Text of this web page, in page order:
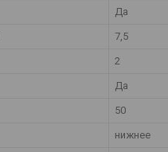
Да
7,5
2
Да
50
нижнее